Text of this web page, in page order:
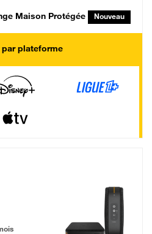
Maison Protégée Nouveau
plateforme
puis 51,99 € par mois, Engagement 12 mois